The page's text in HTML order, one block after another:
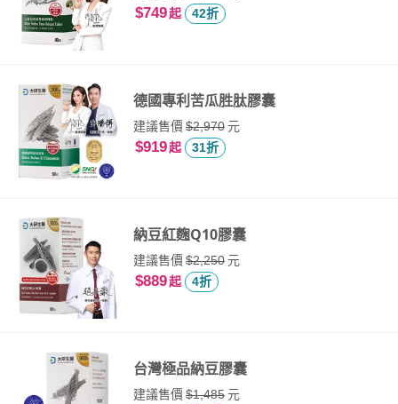
$749起 42折
德國專利苦瓜胜肽膠囊
建議售價$2,970元
$919起 31折
納豆紅麴Q10膠囊
建議售價$2,250元
$889起 4折
台灣極品納豆膠囊
建議售價$1,485元